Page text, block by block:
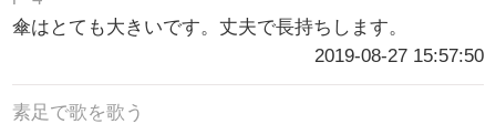
傘はとても大きいです。丈夫で長持ちします。
2019-08-27 15:57:50
素足で歌を歌う